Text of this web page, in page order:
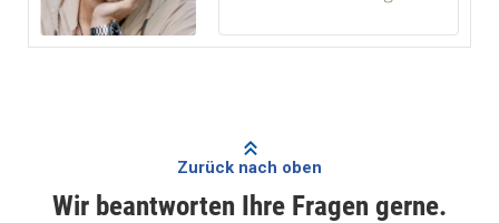
Wir beantworten Ihre Fragen gerne.
Zurück nach oben